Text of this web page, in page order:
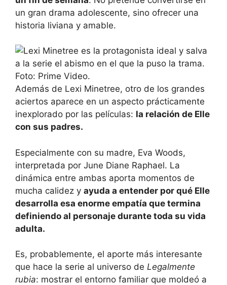
un gran drama adolescente, sino ofrecer una
historia liviana y amable.
Además de Lexi Minetree, otro de los grandes
aciertos aparece en un aspecto prácticamente
inexplorado por las películas: la relación de Elle
con sus padres.
Especialmente con su madre, Eva Woods,
interpretada por June Diane Raphael. La
dinámica entre ambas aporta momentos de
mucha calidez y ayuda a entender por qué Elle
desarrolla esa enorme empatía que termina
definiendo al personaje durante toda su vida
adulta.
Es, probablemente, el aporte más interesante
que hace la serie al universo de Legalmente
rubia: mostrar el entorno familiar que moldeó a